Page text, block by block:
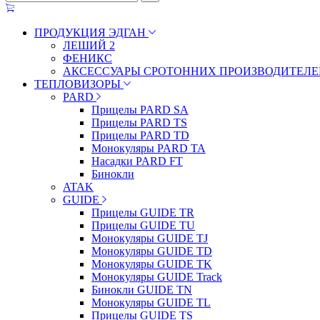
ПРОДУКЦИЯ ЭДГАН
ЛЕШИЙ 2
ФЕНИКС
АКСЕССУАРЫ СРОТОННИХ
ТЕПЛОВИЗОРЫ
PARD
Прицелы PARD SA
Прицелы PARD TS
Прицелы PARD TD
Монокуляры PARD TA
Насадки PARD FT
Бинокли
ATAK
GUIDE
Прицелы GUIDE TR
Прицелы GUIDE TU
Монокуляры GUIDE TJ
Монокуляры GUIDE TD
Монокуляры GUIDE TK
Монокуляры GUIDE Track
Бинокли GUIDE TN
Монокуляры GUIDE TL
Прицелы GUIDE TS